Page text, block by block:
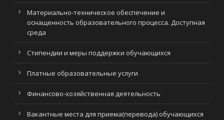
Материально-техническое обеспечение и
оснащенность образовательного процесса. Доступная
среда
Стипендии и меры поддержки обучающихся
Платные образовательные услуги
Финансово-хозяйственная деятельность
Вакантные места для приема(перевода) обучающихся